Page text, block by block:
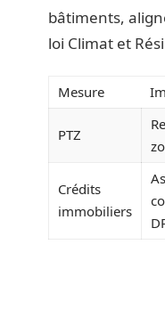
bâtiments,
loi Climat et
Mesure
PTZ
Crédits
immobiliers